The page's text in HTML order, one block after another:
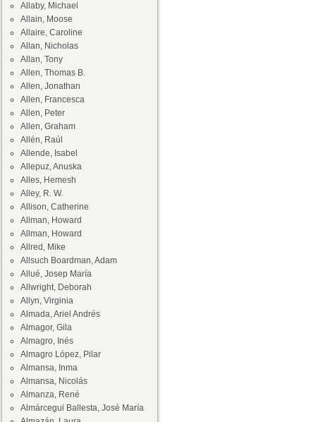
Allaby, Michael
Allain, Moose
Allaire, Caroline
Allan, Nicholas
Allan, Tony
Allen, Thomas B.
Allen, Jonathan
Allen, Francesca
Allen, Peter
Allen, Graham
Allén, Raúl
Allende, Isabel
Allepuz, Anuska
Alles, Hemesh
Alley, R. W.
Allison, Catherine
Allman, Howard
Allman, Howard
Allred, Mike
Allsuch Boardman, Adam
Allué, Josep María
Allwright, Deborah
Allyn, Virginia
Almada, Ariel Andrés
Almagor, Gila
Almagro, Inés
Almagro López, Pilar
Almansa, Inma
Almansa, Nicolás
Almanza, René
Almárcegui Ballesta, José María